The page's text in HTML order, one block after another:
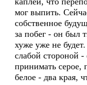
мог выпить.
собственное
за побег - он был
хуже уже не
слабой стороной -
принимать серое,
белое - два края,